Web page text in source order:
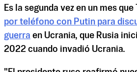
Es la segunda vez en un mes que
por teléfono con Putin para
guerra en Ucrania, que Rusia
2022 cuando invadió Ucrania.